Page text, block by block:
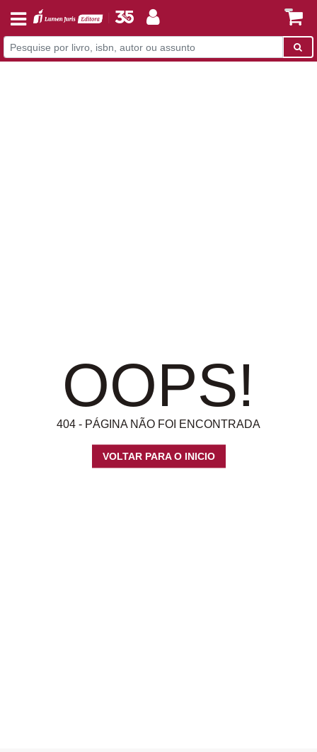
OOPS!
404 - PÁGINA NÃO FOI ENCONTRADA
VOLTAR PARA O INICIO